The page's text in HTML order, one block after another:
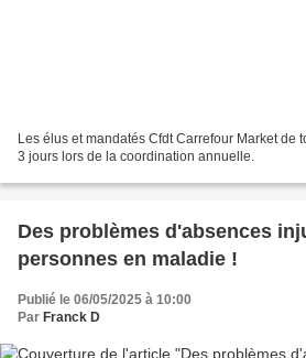
Les élus et mandatés Cfdt Carrefour Market de
3 jours lors de la coordination annuelle.
Des problèmes d'absences
personnes en maladie !
Publié le 06/05/2025 à 10:00
Par Franck D